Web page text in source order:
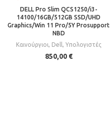
DELL Pro Slim QCS1250/i3-
14100/16GB/512GB SSD/UHD
Graphics/Win 11 Pro/5Y Prosupport
NBD
Καινούργιοι, Dell , Υπολογιστές
850,00 €